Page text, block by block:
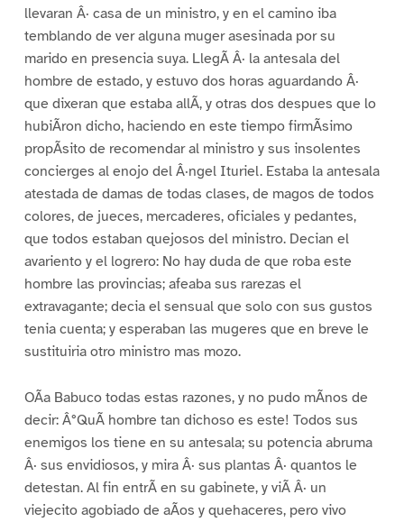
llevaran Â· casa de un ministro, y en el camino iba
temblando de ver alguna muger asesinada por su
marido en presencia suya. LlegÃ Â· la antesala del
hombre de estado, y estuvo dos horas aguardando Â·
que dixeran que estaba allÃ, y otras dos despues que lo
hubiÃron dicho, haciendo en este tiempo firmÃsimo
propÃsito de recomendar al ministro y sus insolentes
concierges al enojo del Â·ngel Ituriel. Estaba la antesala
atestada de damas de todas clases, de magos de todos
colores, de jueces, mercaderes, oficiales y pedantes,
que todos estaban quejosos del ministro. Decian el
avariento y el logrero: No hay duda de que roba este
hombre las provincias; afeaba sus rarezas el
extravagante; decia el sensual que solo con sus gustos
tenia cuenta; y esperaban las mugeres que en breve le
sustituiria otro ministro mas mozo.
OÃa Babuco todas estas razones, y no pudo mÃnos de
decir: Â°QuÃ hombre tan dichoso es este! Todos sus
enemigos los tiene en su antesala; su potencia abruma
Â· sus envidiosos, y mira Â· sus plantas Â· quantos le
detestan. Al fin entrÃ en su gabinete, y viÃ Â· un
viejecito agobiado de aÃos y quehaceres, pero vivo